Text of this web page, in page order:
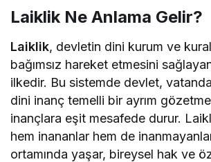
Laiklik Ne Anlama Gelir?
Laiklik, devletin dini kurum ve
bağımsız hareket etmesini
ilkedir. Bu sistemde devlet,
dini inanç temelli bir ayrım
inançlara eşit mesafede durur.
hem inananlar hem de
ortamında yaşar, bireysel hak ve